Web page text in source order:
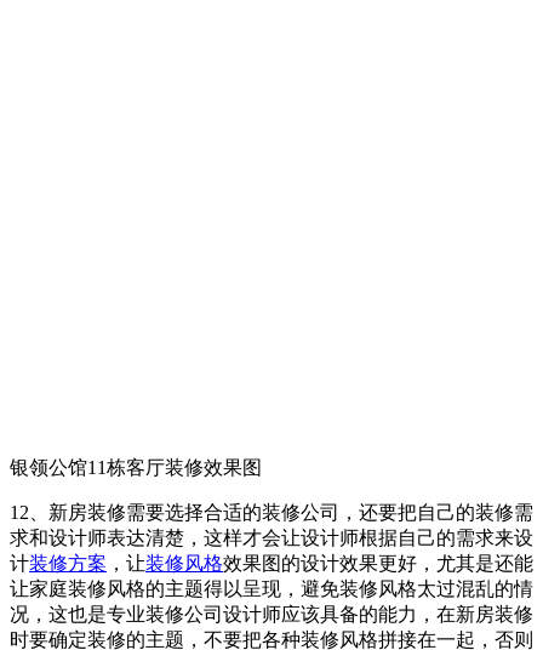
银领公馆11栋客厅装修效果图
12、新房装修需要选择合适的装修公司，还要把自己的装修需
求和设计师表达清楚，这样才会让设计师根据自己的需求来设
计装修方案 ，让装修风格效果图的设计效果更好，尤其是还能
让家庭装修风格的主题得以呈现，避免装修风格太过混乱的情
况，这也是专业装修公司设计师应该具备的能力，在新房装修
时要确定装修的主题，不要把各种装修风格拼接在一起，否则